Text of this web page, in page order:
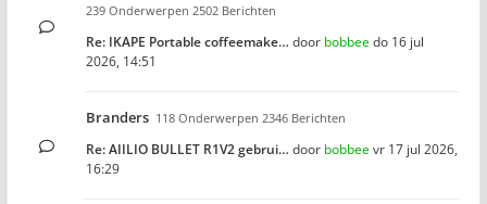
239 Onderwerpen 2502 Berichten
Re: IKAPE Portable coffeemake… door bobbeedo 16 jul
2026, 14:51
Branders 118 Onderwerpen 2346 Berichten
Re: AIILIO BULLET R1V2 gebrui… door bobbeevr 17 jul 2026,
16:29